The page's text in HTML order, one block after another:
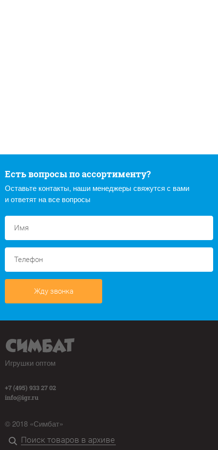
Есть вопросы по ассортименту?
Оставьте контакты, наши менеджеры свяжутся с вами
и ответят на все вопросы
Жду звонка
Игрушки оптом
+7 (495) 933 27 02
info@igr.ru
© 2018 «Симбат»